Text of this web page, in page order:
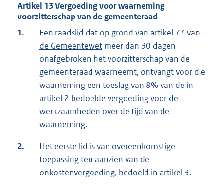
Artikel 13 Vergoeding voor waarneming
voorzitterschap van de gemeenteraad
1.
Een raadslid dat op grond van artikel 77 van
de Gemeentewet meer dan 30 dagen
onafgebroken het voorzitterschap van de
gemeenteraad waarneemt, ontvangt voor die
waarneming een toeslag van 8% van de in
artikel 2 bedoelde vergoeding voor de
werkzaamheden over de tijd van de
waarneming.
2.
Het eerste lid is van overeenkomstige
toepassing ten aanzien van de
onkostenvergoeding, bedoeld in artikel 3.